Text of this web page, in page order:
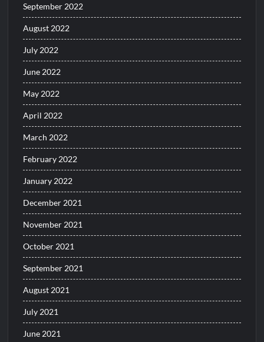
September 2022
August 2022
July 2022
June 2022
May 2022
April 2022
March 2022
February 2022
January 2022
December 2021
November 2021
October 2021
September 2021
August 2021
July 2021
June 2021